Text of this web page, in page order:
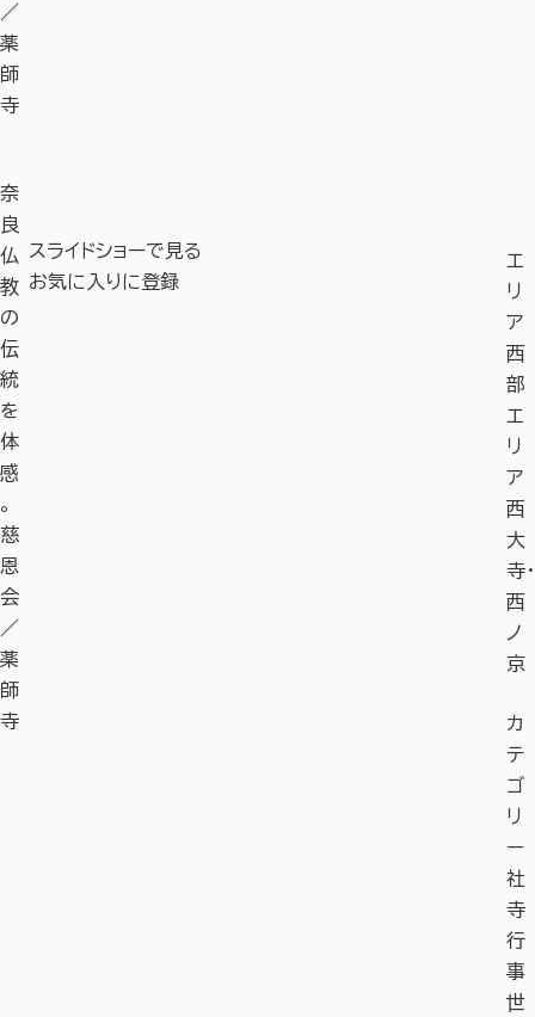
／
薬
師
寺
奈
良
仏
教
の
伝
統
を
体
感
。
慈
恩
会
／
薬
師
寺
スライドショーで見る
お気に入りに登録
エ
リ
ア
西
部
エ
リ
ア
西
大
寺・
西
ノ
京
カ
テ
ゴ
リ
ー
社
寺
行
事
世